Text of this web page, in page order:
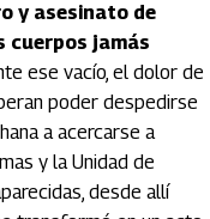
y asesinato de
cuerpos jamás
ese vacío, el dolor de
poder despedirse
a acercarse a
y la Unidad de
desde allí